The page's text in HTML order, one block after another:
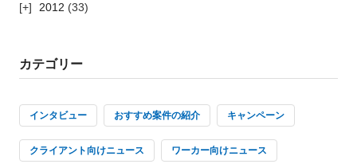
2012 (33)
カテゴリー
インタビュー おすすめ案件の紹介 キャンペーン
クライアント向けニュース ワーカー向けニュース